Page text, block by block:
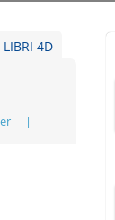
LIBRI 4D